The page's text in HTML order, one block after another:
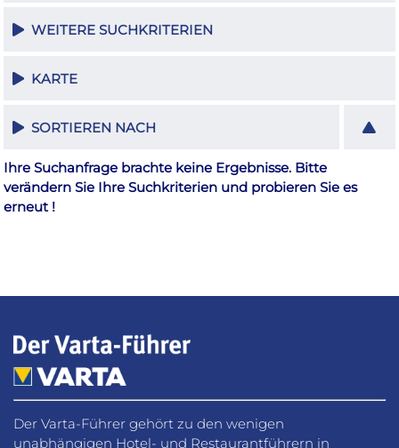
WEITERE SUCHKRITERIEN
KARTE
SORTIEREN NACH
Ihre Suchanfrage brachte keine Ergebnisse. Bitte
verändern Sie Ihre Suchkriterien und probieren Sie es
erneut !
Der Varta-Führer gehört zu den wenigen
unabhängigen Hotel- und Restaurantführern in